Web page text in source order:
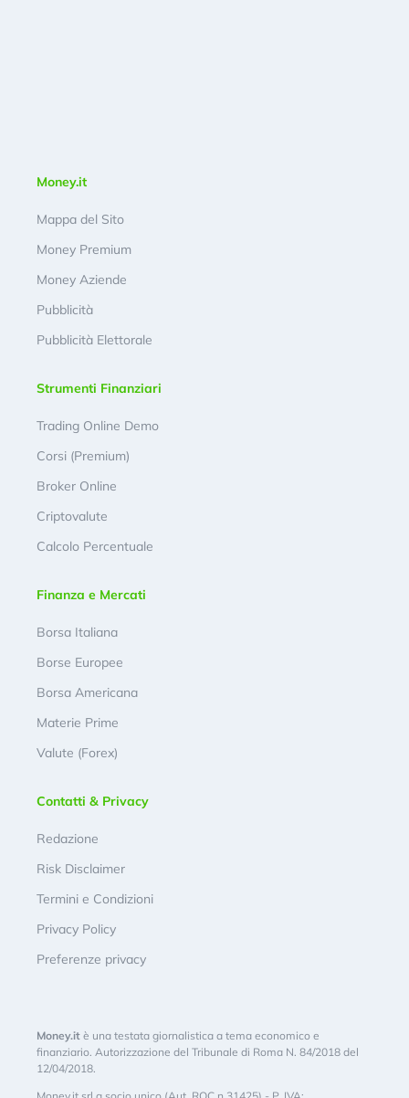
Money.it
Mappa del Sito
Money Premium
Money Aziende
Pubblicità
Pubblicità Elettorale
Strumenti Finanziari
Trading Online Demo
Corsi (Premium)
Broker Online
Criptovalute
Calcolo Percentuale
Finanza e Mercati
Borsa Italiana
Borse Europee
Borsa Americana
Materie Prime
Valute (Forex)
Contatti & Privacy
Redazione
Risk Disclaimer
Termini e Condizioni
Privacy Policy
Preferenze privacy
Money.it è una testata giornalistica a tema economico e
finanziario. Autorizzazione del Tribunale di Roma N. 84/2018 del
12/04/2018.